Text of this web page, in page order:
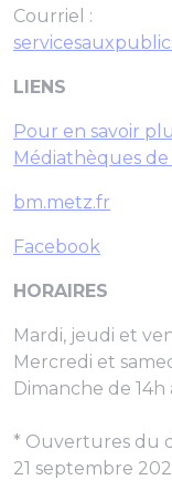
Courriel :
LIENS
Pour en savoir
Médiathèques
bm.metz.fr
Facebook
HORAIRES
Mardi, jeudi et
Mercredi et
Dimanche de 14h
* Ouvertures du
21 septembre